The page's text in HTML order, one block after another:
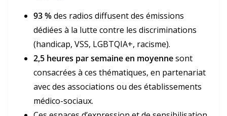
93 %des radios diffusent des émissions
dédiées à la lutte contre les discriminations
(handicap, VSS, LGBTQIA+, racisme).
2,5 heures par semaine en moyennesont
consacrées à ces thématiques, en partenariat
avec des associations ou des établissements
médico-sociaux.